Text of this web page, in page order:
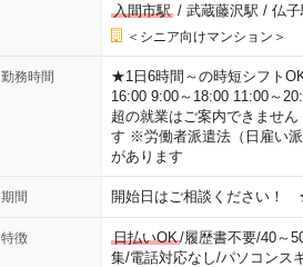
入間市駅/ 武蔵藤沢駅 / 仏子
＜シニア向けマンション＞
勤務時間
★1日6時間～の時短シフト
16:00 9:00～18:00 11:00～
超の就業はご案内できませ
す ※労働者派遣法（日雇い
があります
期間 開始日はご相談ください！
特徴 日払いOK/履歴書不要/40～
集/電話対応なし/パソコンス